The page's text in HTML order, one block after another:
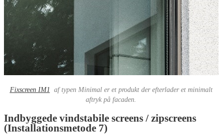
Fixscreen IM1 af typen Minimal er et produkt der efterlader et minimalt
aftryk på facaden.
Indbyggede vindstabile screens / zipscreens
(Installationsmetode 7)